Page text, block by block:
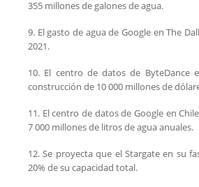
355 millones de galones de agua.
9. El gasto de agua de Google en The
2021.
10. El centro de datos de ByteDance
construcción de 10 000 millones de
11. El centro de datos de Google en
7 000 millones de litros de agua anuales.
12. Se proyecta que el Stargate en su
20% de su capacidad total.